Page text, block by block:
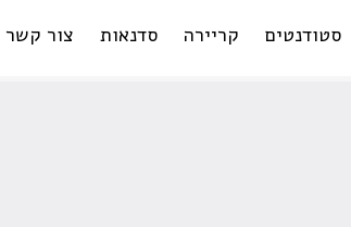
סטודנטים קריירה סדנאות צור קשר